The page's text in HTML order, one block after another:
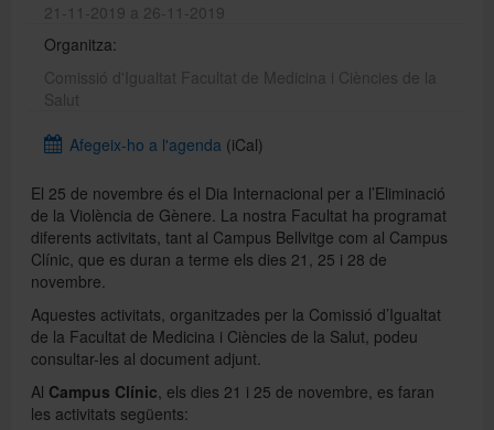
21-11-2019 a 26-11-2019
Organitza:
Comissió d'Igualtat Facultat de Medicina i Ciències de la
Salut
Afegeix-ho a l'agenda (iCal)
El 25 de novembre és el Dia Internacional per a l’Eliminació
de la Violència de Gènere. La nostra Facultat ha programat
diferents activitats, tant al Campus Bellvitge com al Campus
Clínic, que es duran a terme els dies 21, 25 i 28 de
novembre.
Aquestes activitats, organitzades per la Comissió d’Igualtat
de la Facultat de Medicina i Ciències de la Salut, podeu
consultar-les al document adjunt.
Al Campus Clínic, els dies 21 i 25 de novembre, es faran
les activitats següents: